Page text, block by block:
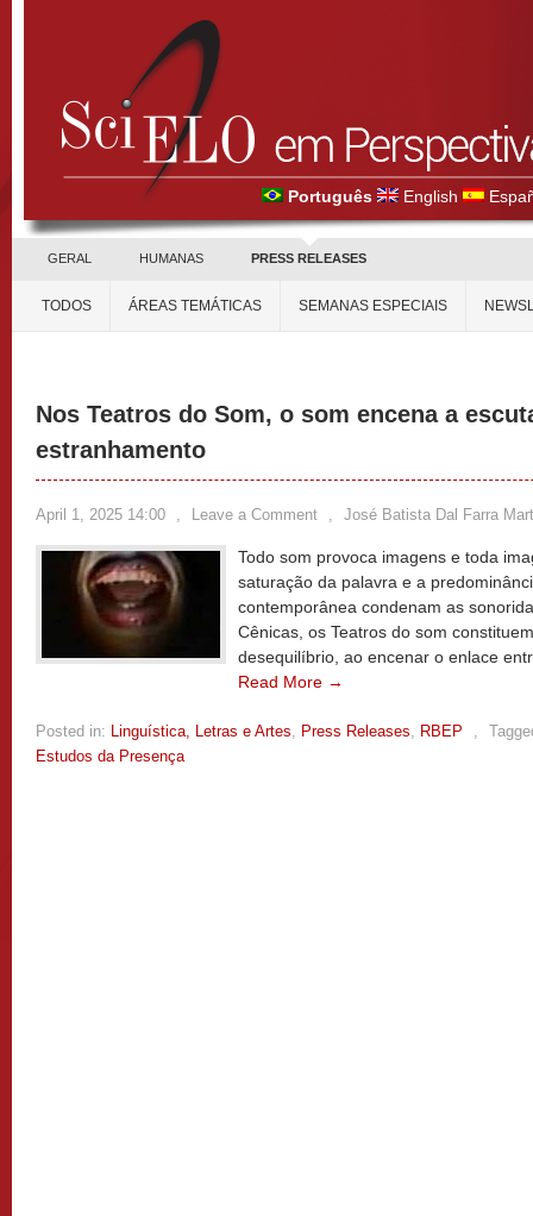
Português English
GERAL HUMANAS PRESS RELEASES
TODOS ÁREAS TEMÁTICAS SEMANAS ESPECIAIS
Nos Teatros do Som, o som encena a
estranhamento
April 1, 2025 14:00 , Leave a Comment , José Batista Dal Farra
Todo som provoca imagens e toda
saturação da palavra e a
contemporânea condenam as
Cênicas, os Teatros do som
desequilíbrio, ao encenar o enlace
Read More →
Posted in: Linguística, Letras e Artes, Press Releases, RBEP ,
Estudos da Presença